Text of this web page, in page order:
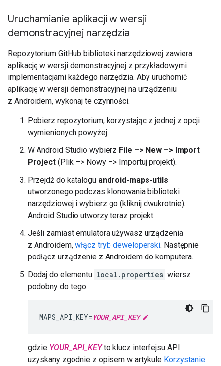
Uruchamianie aplikacji w wersji
demonstracyjnej narzędzia
Repozytorium GitHub biblioteki narzędziowej zawiera
aplikację w wersji demonstracyjnej z przykładowymi
implementacjami każdego narzędzia. Aby uruchomić
aplikację w wersji demonstracyjnej na urządzeniu
z Androidem, wykonaj te czynności.
Pobierz repozytorium, korzystając z jednej z opcji
wymienionych powyżej.
W Android Studio wybierz File –> New –> Import
Project (Plik –> Nowy –> Importuj projekt).
Przejdź do katalogu android-maps-utils
utworzonego podczas klonowania biblioteki
narzędziowej i wybierz go (kliknij dwukrotnie).
Android Studio utworzy teraz projekt.
Jeśli zamiast emulatora używasz urządzenia
z Androidem, włącz tryb deweloperski. Następnie
podłącz urządzenie z Androidem do komputera.
Dodaj do elementu local.properties wiersz
podobny do tego:
MAPS_API_KEY= YOUR_API_KEY
gdzie YOUR_API_KEYto klucz interfejsu API
uzyskany zgodnie z opisem w artykule Korzystanie